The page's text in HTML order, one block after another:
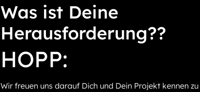
Was ist Deine
Herausforderung??
HOPP:
Wir freuen uns darauf Dich und Dein Projekt kennen